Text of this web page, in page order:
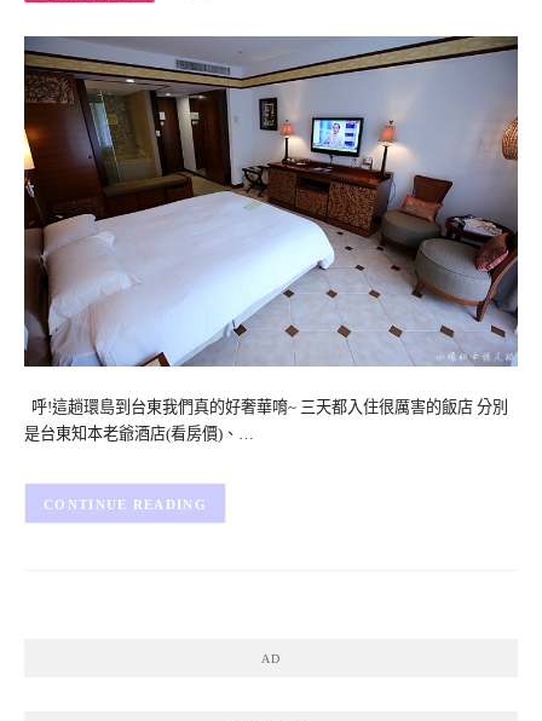
呼!這趟環島到台東我們真的好奢華唷~ 三天都入住很厲害的飯店 分別
是台東知本老爺酒店(看房價)、…
CONTINUE READING
AD